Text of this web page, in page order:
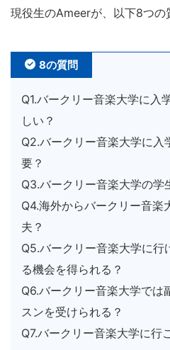
現役生のAmeerが、以下8つの
8の質問
Q1.バークリー音楽大学に入
しい？
Q2.バークリー音楽大学に入
要？
Q3.バークリー音楽大学の学
Q4.海外からバークリー音楽
夫？
Q5.バークリー音楽大学に行
る機会を得られる？
Q6.バークリー音楽大学では
スンを受けられる？
Q7.バークリー音楽大学に行